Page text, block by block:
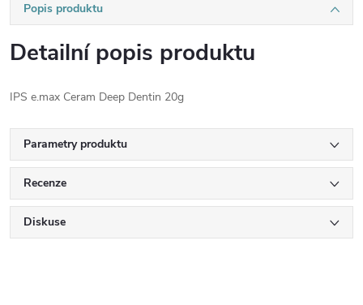
Popis produktu
Detailní popis produktu
IPS e.max Ceram Deep Dentin 20g
Parametry produktu
Recenze
Diskuse